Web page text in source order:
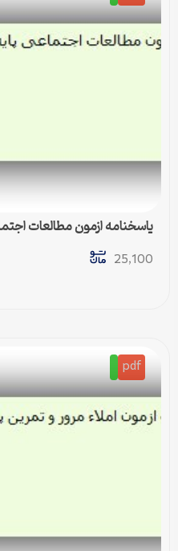
پاسخنامه ازمون مطالعات
25,100
pdf